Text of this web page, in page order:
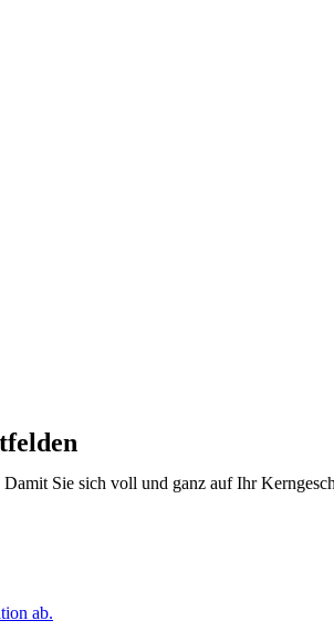
Sie sich voll und ganz auf Ihr
ab.